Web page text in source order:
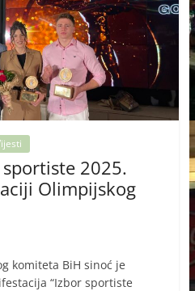
2025.
Olimpijskog
komiteta BiH sinoć je
“Izbor sportiste